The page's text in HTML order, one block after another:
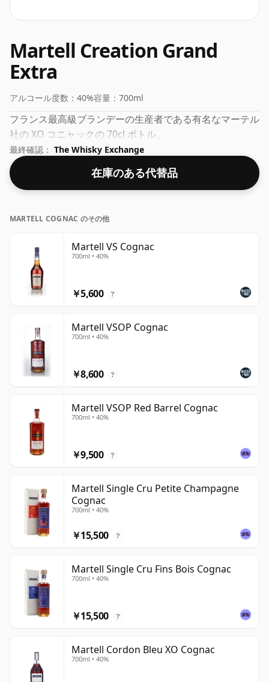
Martell Creation Grand
Extra
アルコール度数： 40%容量： 700ml
フランス最高級ブランデーの生産者である有名なマーテル
社の XO コニャックの 70cl ボトル。
最終確認： The Whisky Exchange
在庫のある代替品
MARTELL COGNAC のその他
Martell VS Cognac
700ml • 40%
￥5,600 ?
Martell VSOP Cognac
700ml • 40%
￥8,600 ?
Martell VSOP Red Barrel Cognac
700ml • 40%
￥9,500 ?
Martell Single Cru Petite Champagne
Cognac
700ml • 40%
￥15,500 ?
Martell Single Cru Fins Bois Cognac
700ml • 40%
￥15,500 ?
Martell Cordon Bleu XO Cognac
700ml • 40%